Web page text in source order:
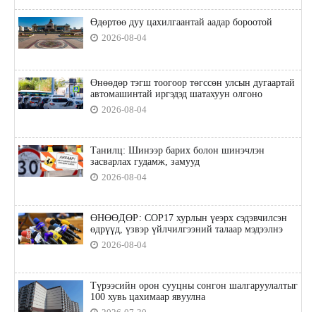
Өдөртөө дуу цахилгаантай аадар бороотой
2026-08-04
Өнөөдөр тэгш тоогоор төгссөн улсын дугаартай
автомашинтай иргэдэд шатахуун олгоно
2026-08-04
Танилц: Шинээр барих болон шинэчлэн
засварлах гудамж, замууд
2026-08-04
ӨНӨӨДӨР: COP17 хурлын үеэрх сэдэвчилсэн
өдрүүд, үзвэр үйлчилгээний талаар мэдээлнэ
2026-08-04
Түрээсийн орон сууцны сонгон шалгаруулалтыг
100 хувь цахимаар явуулна